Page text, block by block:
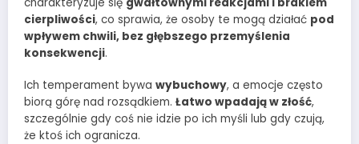
cierpliwości, co sprawia, że osoby te mogą działać pod
wpływem chwili, bez głębszego przemyślenia
konsekwencji.
Ich temperament bywa wybuchowy, a emocje często
biorą górę nad rozsądkiem. Łatwo wpadają w złość,
szczególnie gdy coś nie idzie po ich myśli lub gdy czują,
że ktoś ich ogranicza.